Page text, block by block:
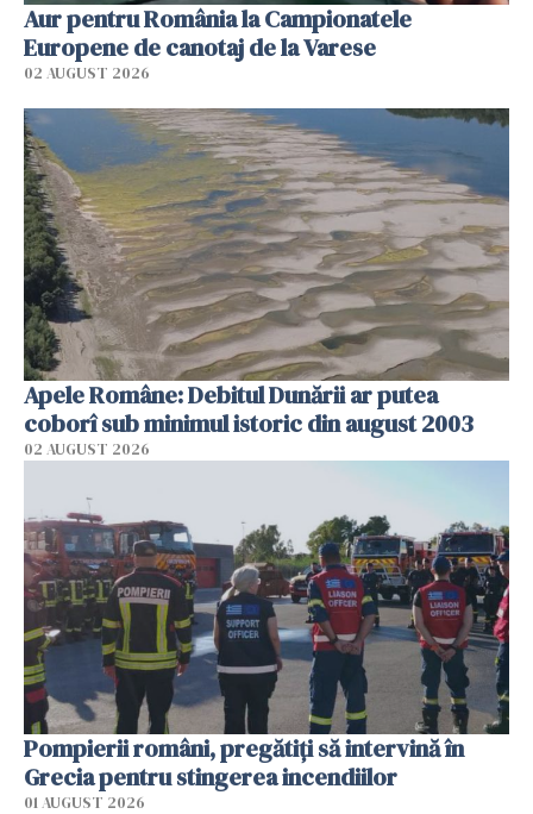
Aur pentru România la Campionatele
Europene de canotaj de la Varese
02 AUGUST 2026
Apele Române: Debitul Dunării ar putea
coborî sub minimul istoric din august 2003
02 AUGUST 2026
Pompierii români, pregătiţi să intervină în
Grecia pentru stingerea incendiilor
01 AUGUST 2026